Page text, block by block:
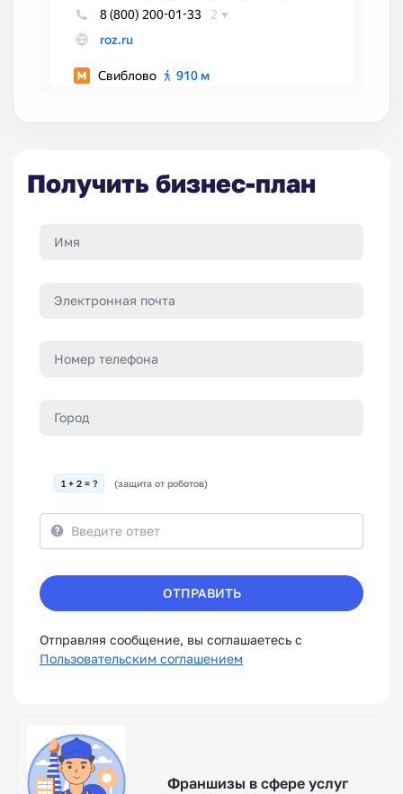
Получить бизнес-план
1 + 2 = ? (защита от роботов)
ОТПРАВИТЬ
Отправляя сообщение, вы соглашаетесь с
Пользовательским соглашением
Франшизы в сфере услуг